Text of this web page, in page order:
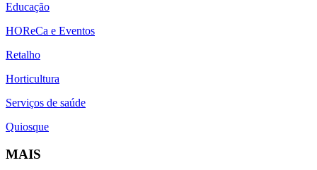
Educação
HOReCa e Eventos
Retalho
Horticultura
Serviços de saúde
Quiosque
MAIS